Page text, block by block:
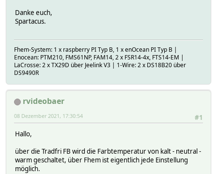
Danke euch,
Spartacus.
Fhem-System: 1 x raspberry PI Typ B, 1 x enOcean PI Typ B |
Enocean: PTM210, FMS61NP, FAM14, 2 x FSR14-4x, FTS14-EM |
LaCrosse: 2 x TX29D über Jeelink V3 | 1-Wire: 2 x DS18B20 über
DS9490R
rvideobaer
#1
08 Dezember 2021, 17:30:54
Hallo,
über die Tradfri FB wird die Farbtemperatur von kalt - neutral -
warm geschaltet, über Fhem ist eigentlich jede Einstellung
möglich.